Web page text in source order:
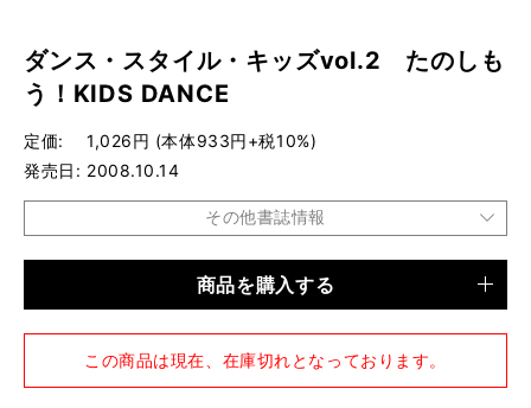
ダンス・スタイル・キッズvol.2 たのしも
う！KIDS DANCE
定価
1,026円 (本体933円+税10%)
発売日
2008.10.14
その他書誌情報
仕様 A4変型判／134ページ
商品を購入する
この商品は現在、在庫切れとなっております。